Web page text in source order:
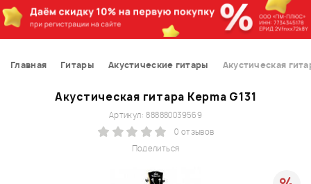
Главная Гитары Акустические гитары Акустическая
Акустическая гитара Kepma G131
Поделиться
Артикул: 888880039569
0 отзывов